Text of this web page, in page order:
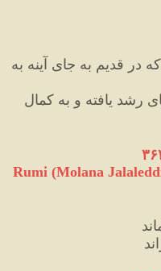
Rumi (Molana